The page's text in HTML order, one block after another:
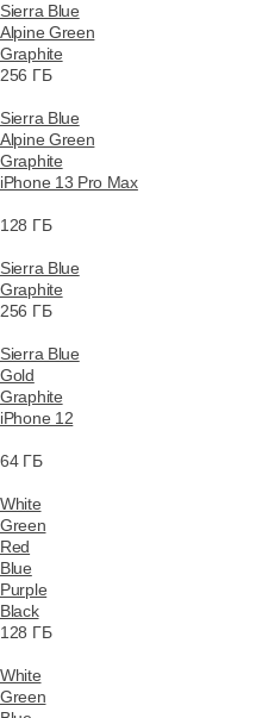
Sierra Blue
Alpine Green
Graphite
256 ГБ
Sierra Blue
Alpine Green
Graphite
iPhone 13 Pro Max
128 ГБ
Sierra Blue
Graphite
256 ГБ
Sierra Blue
Gold
Graphite
iPhone 12
64 ГБ
White
Green
Red
Blue
Purple
Black
128 ГБ
White
Green